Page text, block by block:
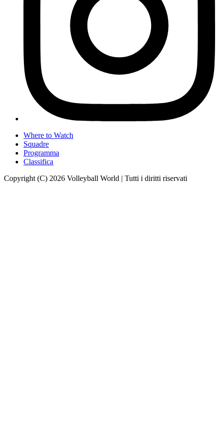
Where to Watch
Squadre
Programma
Classifica
Copyright (C) 2026 Volleyball World | Tutti i diritti riservati